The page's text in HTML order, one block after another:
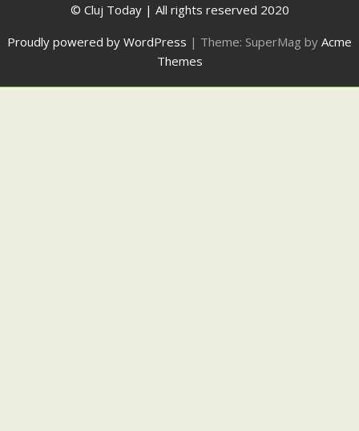
© Cluj Today | All rights reserved 2020
Proudly powered by WordPress | Theme: SuperMag by Acme
Themes